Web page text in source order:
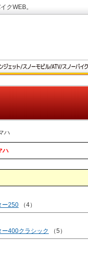
クWEB。
ハ
ハ
ー250 （4）
ー400クラシック （5）